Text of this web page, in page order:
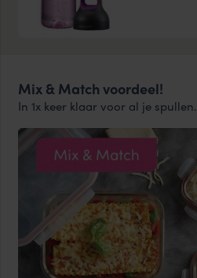
Mix & Match voordeel!
In 1x keer klaar voor al je spullen.